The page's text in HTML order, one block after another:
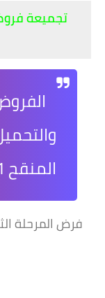
تجميعة
المنقح 2021
فرض المرحلة